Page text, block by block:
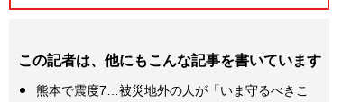
この記者は、他にもこんな記事を書いています
熊本で震度7…被災地外の人が「いま守るべきこ